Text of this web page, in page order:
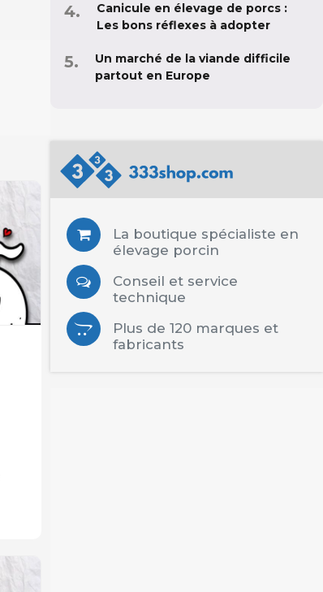
Canicule en élevage de porcs :
Les bons réflexes à adopter
Un marché de la viande difficile
partout en Europe
La boutique spécialiste en
élevage porcin
Conseil et service
technique
Plus de 120 marques et
fabricants